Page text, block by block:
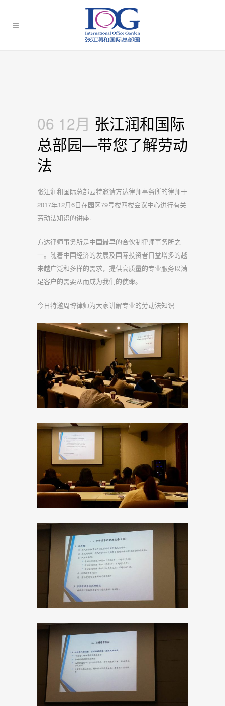
06 12月 张江润和国际
总部园—带您了解劳动
法
张江润和国际总部园特邀请方达律师事务所的律师于
2017年12月6日在园区79号楼四楼会议中心进行有关
劳动法知识的讲座.
方达律师事务所是中国最早的合伙制律师事务所之
一。随着中国经济的发展及国际投资者日益增多的越
来越广泛和多样的需求，提供高质量的专业服务以满
足客户的需要从而成为我们的使命。
今日特邀周博律师为大家讲解专业的劳动法知识